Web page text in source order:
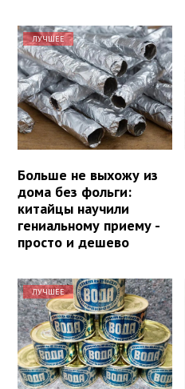
ЛУЧШЕЕ
Больше не выхожу из
дома без фольги:
китайцы научили
гениальному приему -
просто и дешево
ЛУЧШЕЕ